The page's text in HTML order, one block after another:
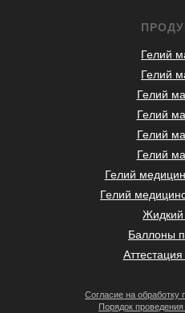
Гелий
Гелий
Гелий
Гелий
Гелий
Гелий
Гелий
Гелий
Жидкий
Баллоны
Согласие на обработку
Порядок